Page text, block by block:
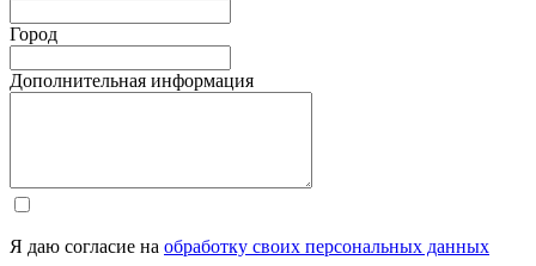
Город
Дополнительная информация
Я даю согласие на обработку своих персональных данных